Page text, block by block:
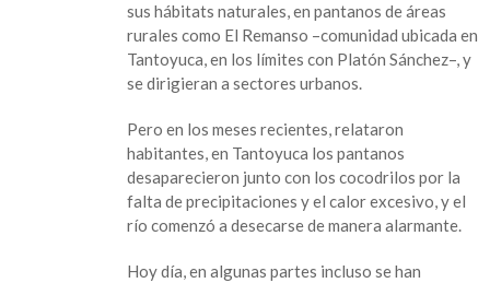
sus hábitats naturales, en pantanos de áreas
rurales como El Remanso –comunidad ubicada en
Tantoyuca, en los límites con Platón Sánchez–, y
se dirigieran a sectores urbanos.
Pero en los meses recientes, relataron
habitantes, en Tantoyuca los pantanos
desaparecieron junto con los cocodrilos por la
falta de precipitaciones y el calor excesivo, y el
río comenzó a desecarse de manera alarmante.
Hoy día, en algunas partes incluso se han